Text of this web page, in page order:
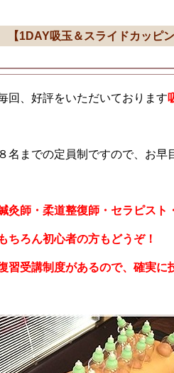
【1DAY吸玉＆スライドカッピ
回、好評をいただいております
８名までの定員制ですので、お早
灸師・柔道整復師・セラピス
もちろん初心者の方もどうぞ！
習受講制度があるので、確実に